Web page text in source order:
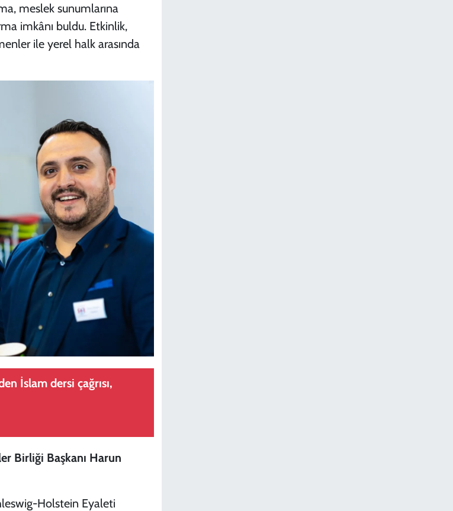
meslek sunumlarına
imkânı buldu. Etkinlik,
ile yerel halk arasında
İslam dersi çağrısı,
Birliği Başkanı Harun
Holstein Eyaleti